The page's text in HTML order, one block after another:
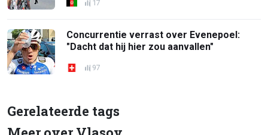
17
Concurrentie verrast over Evenepoel:
"Dacht dat hij hier zou aanvallen"
97
Gerelateerde tags